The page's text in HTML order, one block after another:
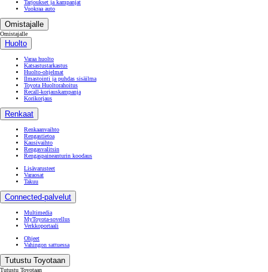
Tarjoukset ja kampanjat
Vuokraa auto
Omistajalle
Omistajalle
Huolto
Varaa huolto
Katsastustarkastus
Huolto-ohjelmat
Ilmastointi ja puhdas sisäilma
Toyota Huoltorahoitus
Recall-korjauskampanja
Korikorjaus
Renkaat
Renkaanvaihto
Rengastietoa
Kausivaihto
Rengasvalitsin
Rengaspaineanturin koodaus
Lisävarusteet
Varaosat
Takuu
Connected-palvelut
Multimedia
MyToyota-sovellus
Verkkoportaali
Ohjeet
Vahingon sattuessa
Tutustu Toyotaan
Tutustu Toyotaan